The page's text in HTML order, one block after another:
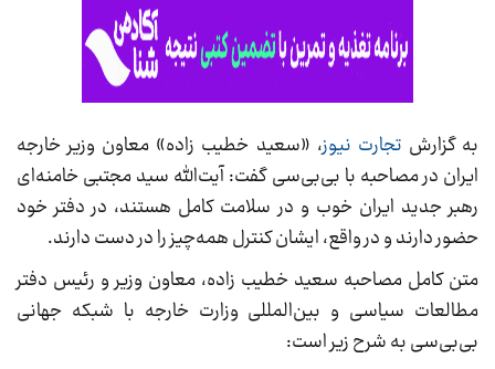
به گزارش تجارت نیوز، «سعید خطیب زاده» معاون وزیر خارجه
ایران در مصاحبه با بی‌بی‌سی گفت: آیت‌الله سید مجتبی خامنه‌ای
رهبر جدید ایران خوب و در سلامت کامل هستند، در دفتر خود
حضور دارند و در واقع، ایشان کنترل همه‌چیز را در دست دارند.
متن کامل مصاحبه سعید خطیب زاده، معاون وزیر و رئیس دفتر
مطالعات سیاسی و بین‌المللی وزارت خارجه با شبکه جهانی
بی‌بی‌سی به شرح زیر است: